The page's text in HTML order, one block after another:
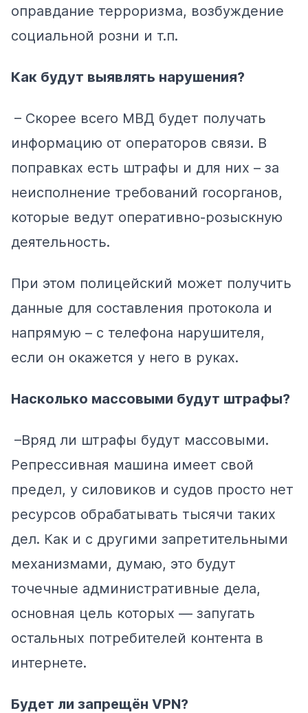
оправдание терроризма, возбуждение
социальной розни и т.п.
Как будут выявлять нарушения?
– Скорее всего МВД будет получать
информацию от операторов связи. В
поправках есть штрафы и для них – за
неисполнение требований госорганов,
которые ведут оперативно-розыскную
деятельность.
При этом полицейский может получить
данные для составления протокола и
напрямую – с телефона нарушителя,
если он окажется у него в руках.
Насколько массовыми будут штрафы?
–Вряд ли штрафы будут массовыми.
Репрессивная машина имеет свой
предел, у силовиков и судов просто нет
ресурсов обрабатывать тысячи таких
дел. Как и с другими запретительными
механизмами, думаю, это будут
точечные административные дела,
основная цель которых — запугать
остальных потребителей контента в
интернете.
Будет ли запрещён VPN?